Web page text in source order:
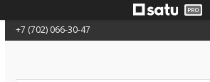
+7 (702) 066-30-47